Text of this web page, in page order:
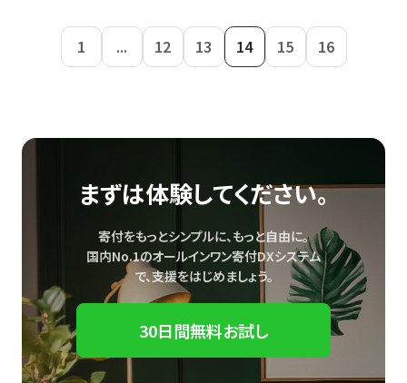
1 ... 12 13 14 15 16
まずは体験してください。
寄付をもっとシンプルに、もっと自由に。
国内No.1のオールインワン寄付DXシステム
で、支援をはじめましょう。
30日間無料お試し